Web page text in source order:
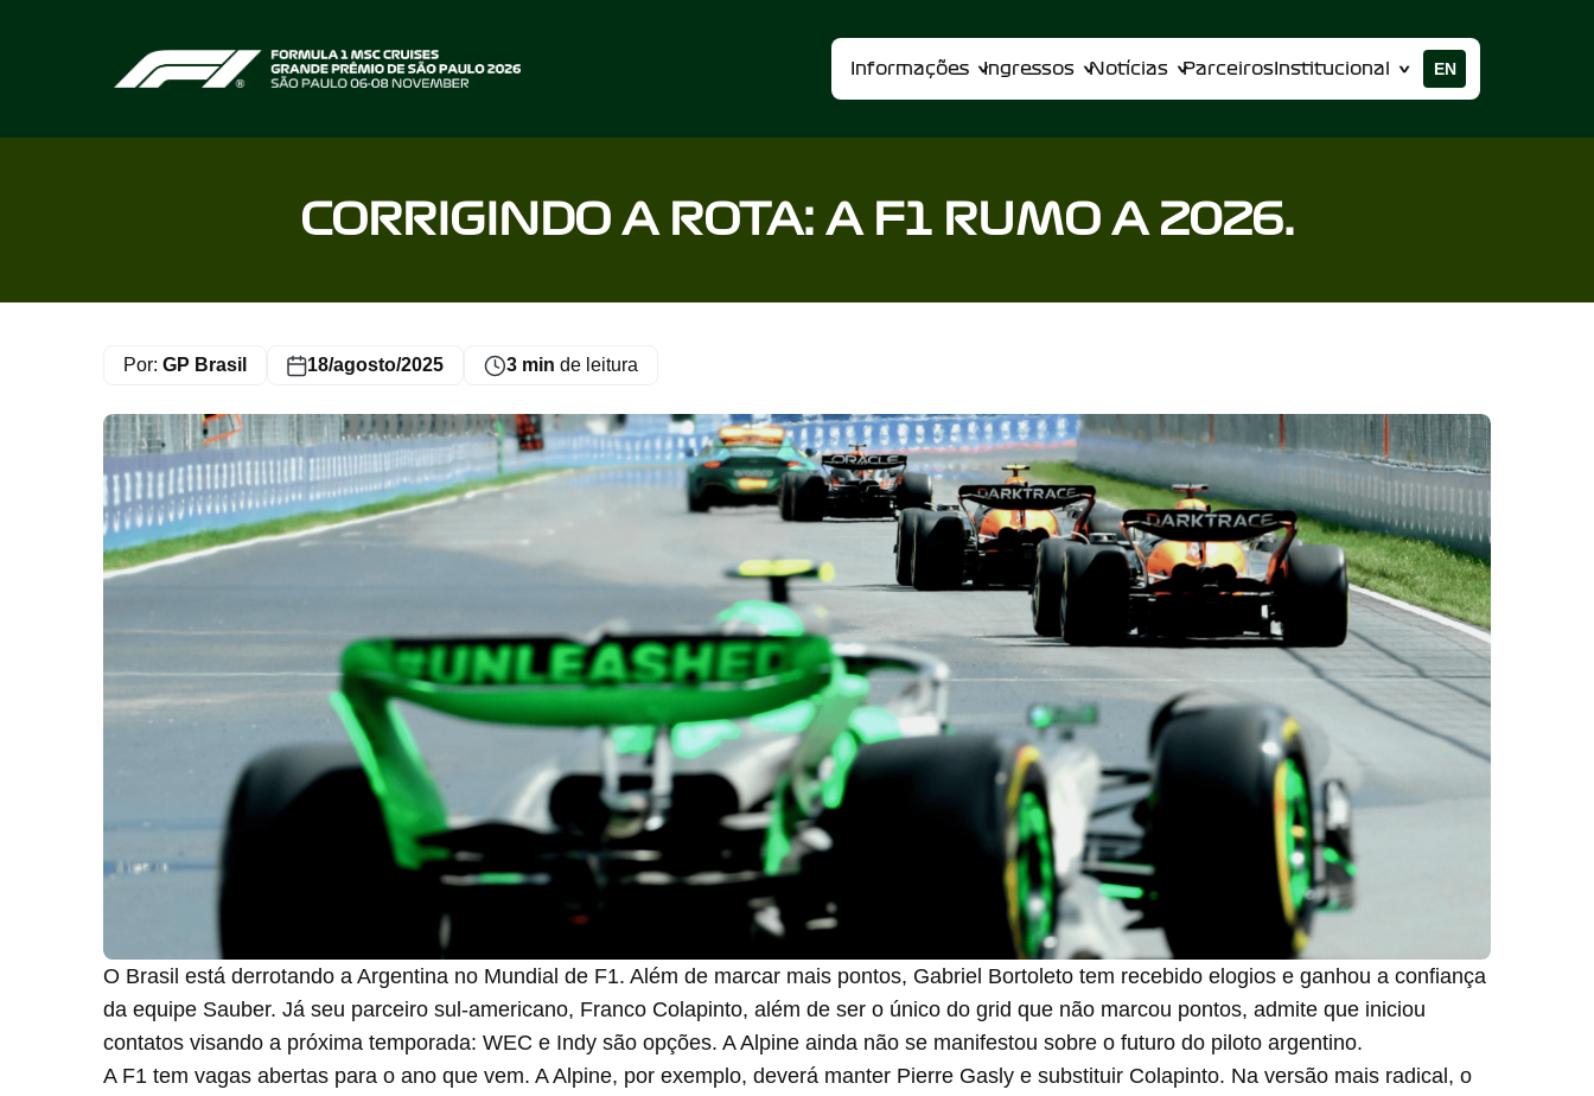
Informações Ingressos Notícias Parceiros Institucional EN
CORRIGINDO A ROTA: A F1 RUMO A 2026.
Por: GP Brasil 18/agosto/2025 3 min de leitura
O Brasil está derrotando a Argentina no Mundial de F1. Além de marcar mais pontos, Gabriel Bortoleto tem recebido elogios e ganhou a confiança
da equipe Sauber. Já seu parceiro sul-americano, Franco Colapinto, além de ser o único do grid que não marcou pontos, admite que iniciou
contatos visando a próxima temporada: WEC e Indy são opções. A Alpine ainda não se manifestou sobre o futuro do piloto argentino.
A F1 tem vagas abertas para o ano que vem. A Alpine, por exemplo, deverá manter Pierre Gasly e substituir Colapinto. Na versão mais radical, o